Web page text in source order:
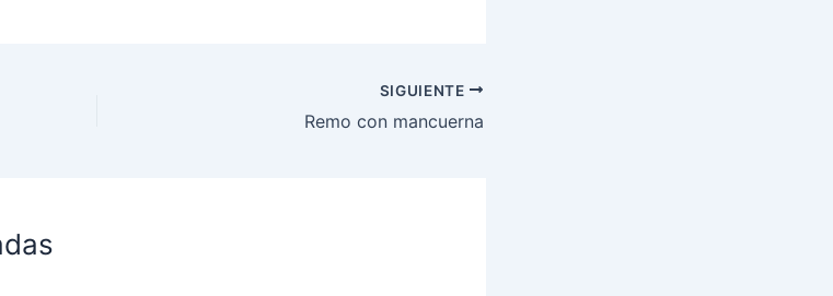
SIGUIENTE
Remo con mancuerna